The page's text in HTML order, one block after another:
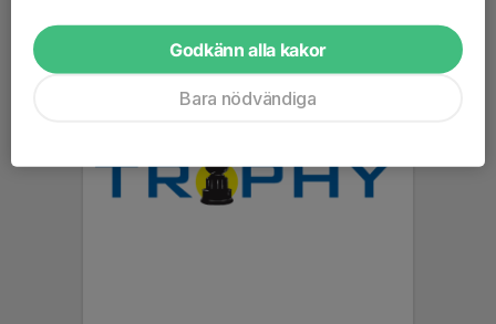
Godkänn alla kakor
Bara nödvändiga